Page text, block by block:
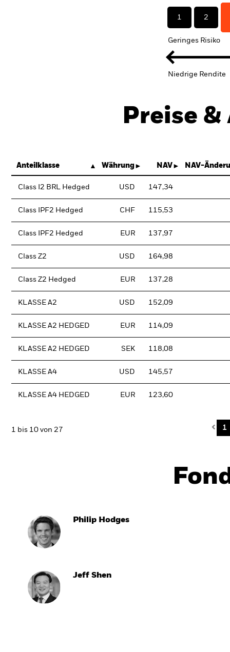
1 2
Geringes Risiko
Niedrige Rendite
Preise
Anteilklasse Währung NAV NAV-
Class I2 BRL Hedged USD 147,34
Class IPF2 Hedged CHF 115,53
Class IPF2 Hedged EUR 137,97
Class Z2 USD 164,98
Class Z2 Hedged EUR 137,28
KLASSE A2 USD 152,09
KLASSE A2 HEDGED EUR 114,09
KLASSE A2 HEDGED SEK 118,08
KLASSE A4 USD 145,57
KLASSE A4 HEDGED EUR 123,60
1 bis 10 von 27 1
Philip Hodges
Jeff Shen